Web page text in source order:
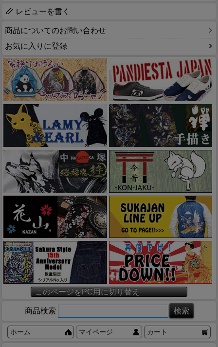
レビューを書く
商品についてのお問い合わせ
お気に入りに登録
このページをPC用に切り替え
商品検索
ホーム マイページ カート